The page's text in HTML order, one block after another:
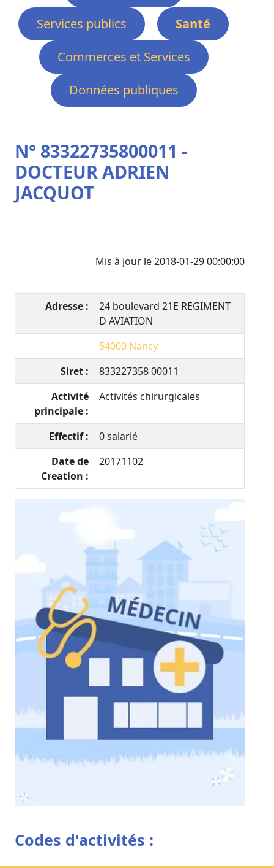
Services publics
Santé
Commerces et Services
Données publiques
N° 83322735800011 -
DOCTEUR ADRIEN
JACQUOT
Mis à jour le 2018-01-29 00:00:00
Adresse :
24 boulevard 21E REGIMENT
D AVIATION
54000 Nancy
Siret :
833227358 00011
Activité
principale :
Activités chirurgicales
Effectif :
0 salarié
Date de
Creation :
20171102
Codes d'activités :